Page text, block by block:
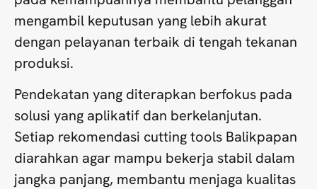
mengambil keputusan yang lebih akurat
dengan pelayanan terbaik di tengah tekanan
produksi.
Pendekatan yang diterapkan berfokus pada
solusi yang aplikatif dan berkelanjutan.
Setiap rekomendasi cutting tools Balikpapan
diarahkan agar mampu bekerja stabil dalam
jangka panjang, membantu menjaga kualitas